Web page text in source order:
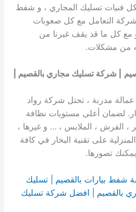
فنيات تسليك المجاري ، و شفط
التعامل مع كل صعوبات
مع كل ما قد يقف غيرنا من
من مشكلات.
| شركة تسليك مجاري بالقصيم |
عمالة مدربة ، تحتل شركة رواد
لضمان أعلى مستويات نظافة
، الفرش ، الملابس ، … و غيرها ،
على تقنية البخار في كافة
تصورها.
شفط بيارات بالقصيم | تسليك
بالقصيم | افضل شركة تسليك